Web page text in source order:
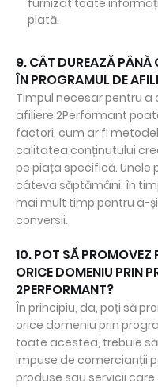
furnizat toate
plată.
9. CÂT DUREAZĂ PÂNĂ
ÎN PROGRAMUL DE
Timpul necesar pentru
afiliere 2Performant
factori, cum ar fi
calitatea conținutului
pe piața specifică. Unele
câteva săptămâni, în
mai mult timp pentru a-
conversii.
10. POT SĂ PROMOVEZ
ORICE DOMENIU PRIN
2PERFORMANT?
În principiu, da, poți să
orice domeniu prin
toate acestea, trebuie
impuse de comercianții
produse sau servicii